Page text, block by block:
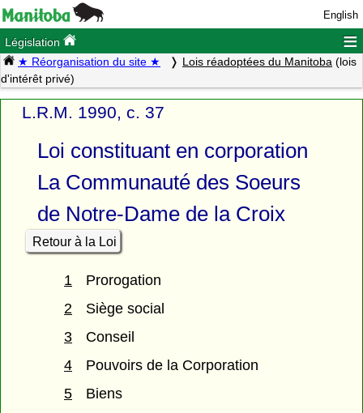
English
Législation ≡
★ Réorganisation du site ★ Lois réadoptées du Manitoba (lois
d'intérêt privé)
L.R.M. 1990, c. 37
Loi constituant en corporation
La Communauté des Soeurs
de Notre-Dame de la Croix
Retour à la Loi
1
Prorogation
2
Siège social
3
Conseil
4
Pouvoirs de la Corporation
5
Biens